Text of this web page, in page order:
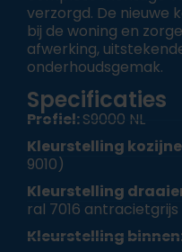
verzorgd. De nieuwe
bij de woning en
afwerking,
onderhoudsgemak.
Specificaties
Profiel:S9000 NL
Kleurstelling
9010)
Kleurstelling
ral 7016 antracietgrijs
Kleurstelling